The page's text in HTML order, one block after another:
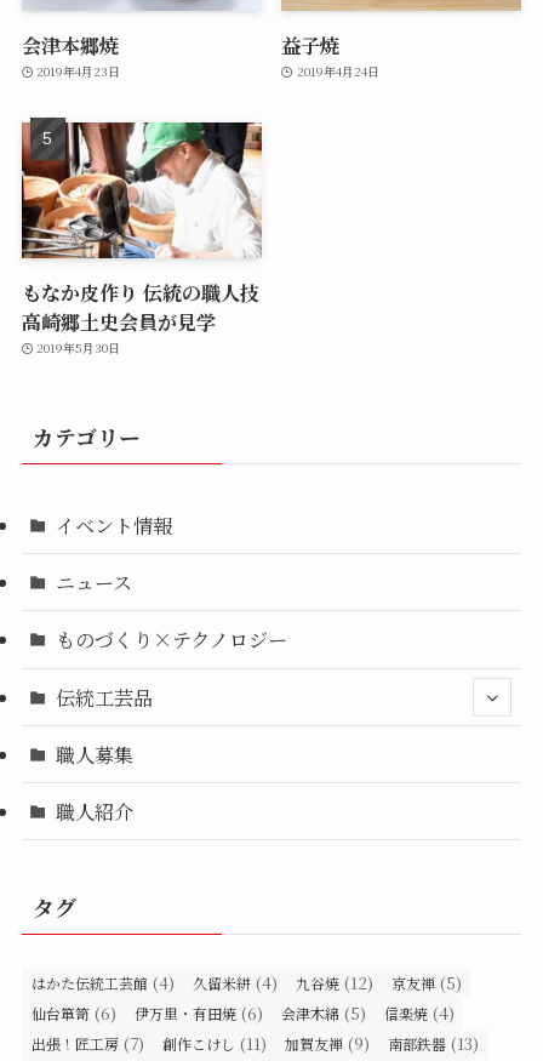
会津本郷焼
2019年4月23日
益子焼
2019年4月24日
もなか皮作り 伝統の職人技
高崎郷土史会員が見学
2019年5月30日
カテゴリー
イベント情報
ニュース
ものづくり×テクノロジー
伝統工芸品
職人募集
職人紹介
タグ
はかた伝統工芸館 (4) 久留米絣 (4) 九谷焼 (12) 京友禅 (5)
仙台箪笥 (6) 伊万里・有田焼 (6) 会津木綿 (5) 信楽焼 (4)
出張！匠工房 (7) 創作こけし (11) 加賀友禅 (9) 南部鉄器 (13)